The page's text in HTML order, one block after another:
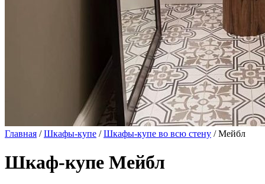
Главная /Шкафы-купе /Шкафы-купе во всю стену / Мейбл
Шкаф-купе Мейбл